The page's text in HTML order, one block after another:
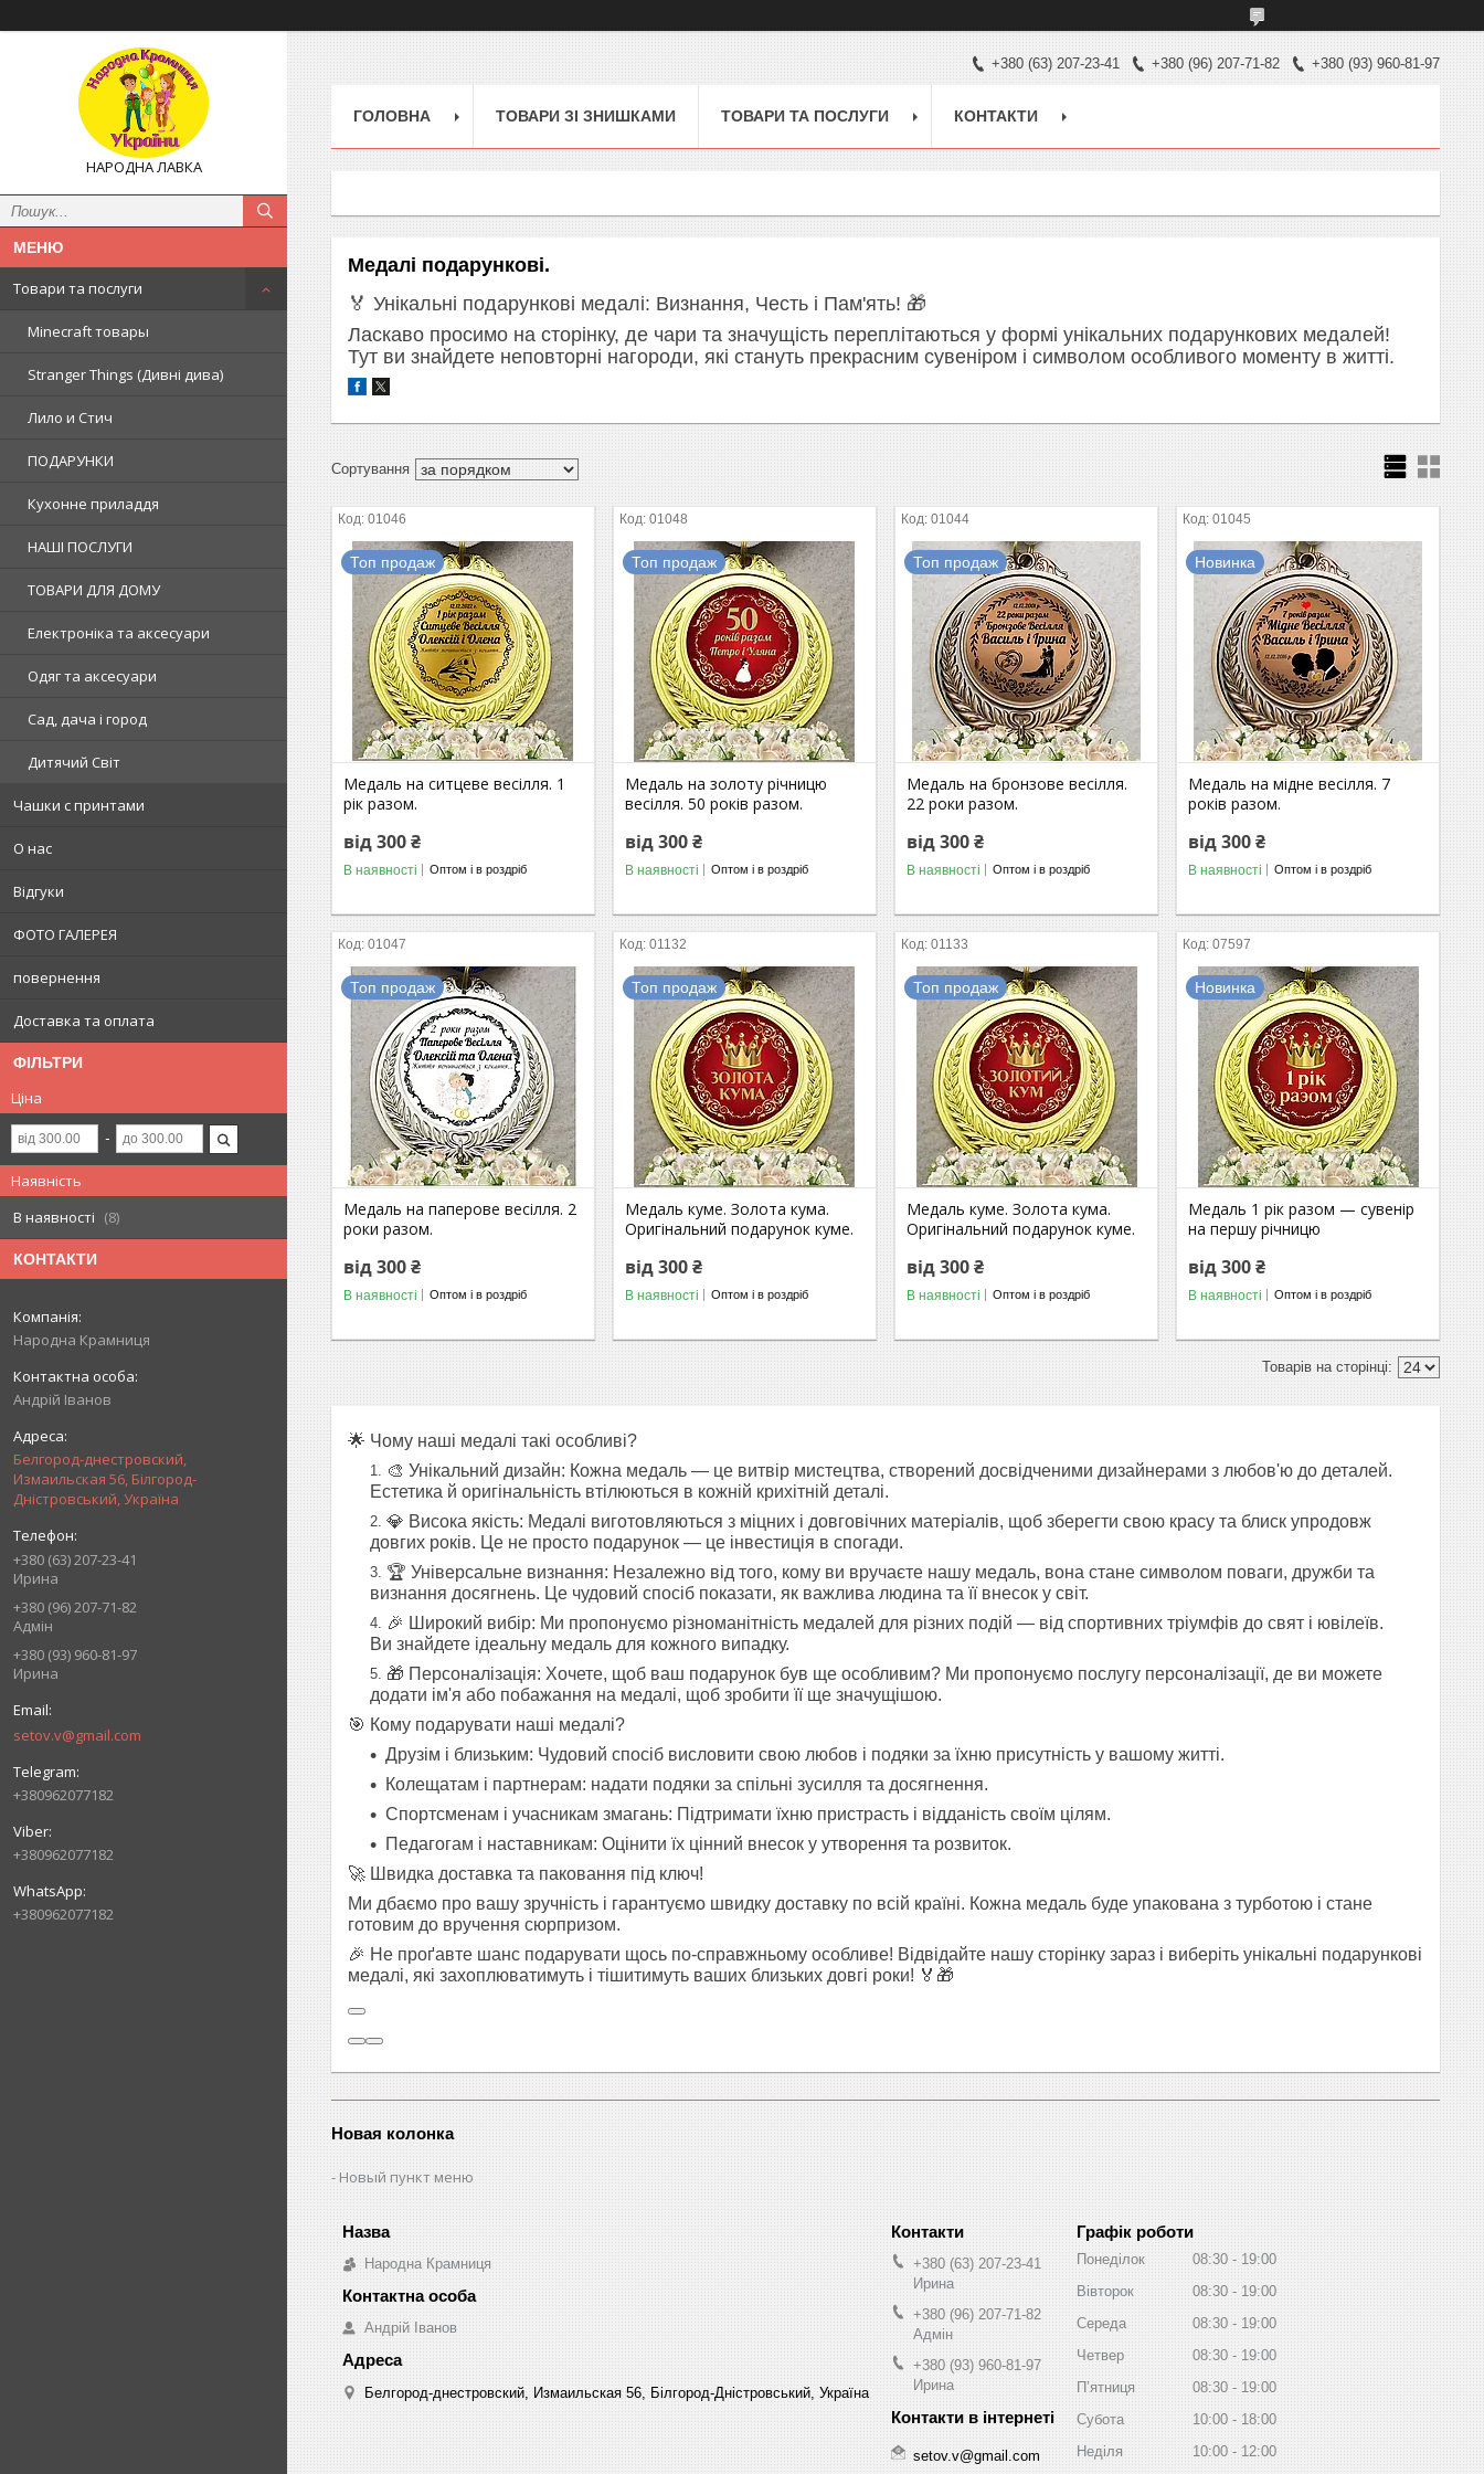
НАРОДНА ЛАВКА
Товари та послуги
Minecraft товары
Stranger Things (Дивні дива)
Лило и Стич
ПОДАРУНКИ
Кухонне приладдя
НАШІ ПОСЛУГИ
ТОВАРИ ДЛЯ ДОМУ
Електроніка та аксесуари
Одяг та аксесуари
Сад, дача і город
Дитячий Світ
Чашки с принтами
О нас
Відгуки
ФОТО ГАЛЕРЕЯ
повернення
Доставка та оплата
ФІЛЬТРИ
Ціна
Наявність
В наявності
8
КОНТАКТИ
Народна Крамниця
Андрій Іванов
Белгород-днестровский,
Измаильская 56, Білгород-
Дністровський, Україна
+380 (63) 207-23-41
Ирина
+380 (96) 207-71-82
Адмін
+380 (93) 960-81-97
Ирина
setov.v@gmail.com
+380962077182
+380962077182
+380962077182
+380 (63) 207-23-41 +380 (96) 207-71-82 +380 (93) 960-81-97
ГОЛОВНА ТОВАРИ ЗІ ЗНИШКАМИ ТОВАРИ ТА ПОСЛУГИ КОНТАКТИ
Медалі подарункові.
🏅 Унікальні подарункові медалі: Визнання, Честь і Пам'ять! 🎁
Ласкаво просимо на сторінку, де чари та значущість переплітаються у формі унікальних подарункових медалей!
Тут ви знайдете неповторні нагороди, які стануть прекрасним сувеніром і символом особливого моменту в житті.
01046
Топ продаж
Медаль на ситцеве весілля. 1
рік разом.
від 300 ₴
В наявності Оптом і в роздріб
01048
Топ продаж
Медаль на золоту річницю
весілля. 50 років разом.
від 300 ₴
В наявності Оптом і в роздріб
01044
Топ продаж
Медаль на бронзове весілля.
22 роки разом.
від 300 ₴
В наявності Оптом і в роздріб
01045
Новинка
Медаль на мідне весілля. 7
років разом.
від 300 ₴
В наявності Оптом і в роздріб
01047
Топ продаж
Медаль на паперове весілля. 2
роки разом.
від 300 ₴
В наявності Оптом і в роздріб
01132
Топ продаж
Медаль куме. Золота кума.
Оригінальний подарунок куме.
від 300 ₴
В наявності Оптом і в роздріб
01133
Топ продаж
Медаль куме. Золота кума.
Оригінальний подарунок куме.
від 300 ₴
В наявності Оптом і в роздріб
07597
Новинка
Медаль 1 рік разом — сувенір
на першу річницю
від 300 ₴
В наявності Оптом і в роздріб
🌟 Чому наші медалі такі особливі?
🎨 Унікальний дизайн: Кожна медаль — це витвір мистецтва, створений досвідченими дизайнерами з любов'ю до деталей.
Естетика й оригінальність втілюються в кожній крихітній деталі.
💎 Висока якість: Медалі виготовляються з міцних і довговічних матеріалів, щоб зберегти свою красу та блиск упродовж
довгих років. Це не просто подарунок — це інвестиція в спогади.
🏆 Універсальне визнання: Незалежно від того, кому ви вручаєте нашу медаль, вона стане символом поваги, дружби та
визнання досягнень. Це чудовий спосіб показати, як важлива людина та її внесок у світ.
🎉 Широкий вибір: Ми пропонуємо різноманітність медалей для різних подій — від спортивних тріумфів до свят і ювілеїв.
Ви знайдете ідеальну медаль для кожного випадку.
🎁 Персоналізація: Хочете, щоб ваш подарунок був ще особливим? Ми пропонуємо послугу персоналізації, де ви можете
додати ім'я або побажання на медалі, щоб зробити її ще значущішою.
🎯 Кому подарувати наші медалі?
Друзім і близьким: Чудовий спосіб висловити свою любов і подяки за їхню присутність у вашому житті.
Колещатам і партнерам: надати подяки за спільні зусилля та досягнення.
Спортсменам і учасникам змагань: Підтримати їхню пристрасть і відданість своїм цілям.
Педагогам і наставникам: Оцінити їх цінний внесок у утворення та розвиток.
🚀 Швидка доставка та паковання під ключ!
Ми дбаємо про вашу зручність і гарантуємо швидку доставку по всій країні. Кожна медаль буде упакована з турботою і стане
готовим до вручення сюрпризом.
🎉 Не проґавте шанс подарувати щось по-справжньому особливе! Відвідайте нашу сторінку зараз і виберіть унікальні подарункові
медалі, які захоплюватимуть і тішитимуть ваших близьких довгі роки! 🏅🎁
Новая колонка
Новый пункт меню
Народна Крамниця
Андрій Іванов
Белгород-днестровский, Измаильская 56, Білгород-Дністровський, Україна
+380 (63) 207-23-41
Ирина
+380 (96) 207-71-82
Адмін
+380 (93) 960-81-97
Ирина
setov.v@gmail.com
Графік роботи
Понеділок 08:30
19:00
Вівторок
08:30
19:00
Середа
08:30
19:00
Четвер
08:30
19:00
Пʼятниця
08:30
19:00
Субота
10:00
18:00
Неділя
10:00 12:00